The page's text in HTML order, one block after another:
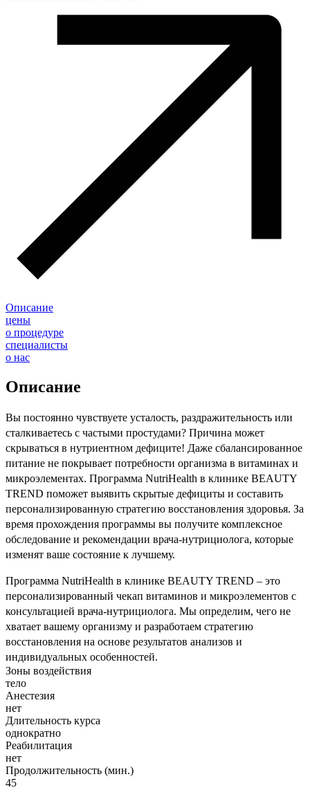
Описание
цены
о процедуре
специалисты
о нас
Описание
Вы постоянно чувствуете усталость, раздражительность или
сталкиваетесь с частыми простудами? Причина может
скрываться в нутриентном дефиците! Даже сбалансированное
питание не покрывает потребности организма в витаминах и
микроэлементах. Программа NutriHealth в клинике BEAUTY
TREND поможет выявить скрытые дефициты и составить
персонализированную стратегию восстановления здоровья. За
время прохождения программы вы получите комплексное
обследование и рекомендации врача-нутрициолога, которые
изменят ваше состояние к лучшему.
Программа NutriHealth в клинике BEAUTY TREND – это
персонализированный чекап витаминов и микроэлементов с
консультацией врача-нутрициолога. Мы определим, чего не
хватает вашему организму и разработаем стратегию
восстановления на основе результатов анализов и
индивидуальных особенностей.
Зоны воздействия
тело
Анестезия
нет
Длительность курса
однократно
Реабилитация
нет
Продолжительность (мин.)
45